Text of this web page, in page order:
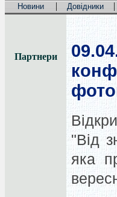
Новини | Довідники |
Партнери
"Від
яка